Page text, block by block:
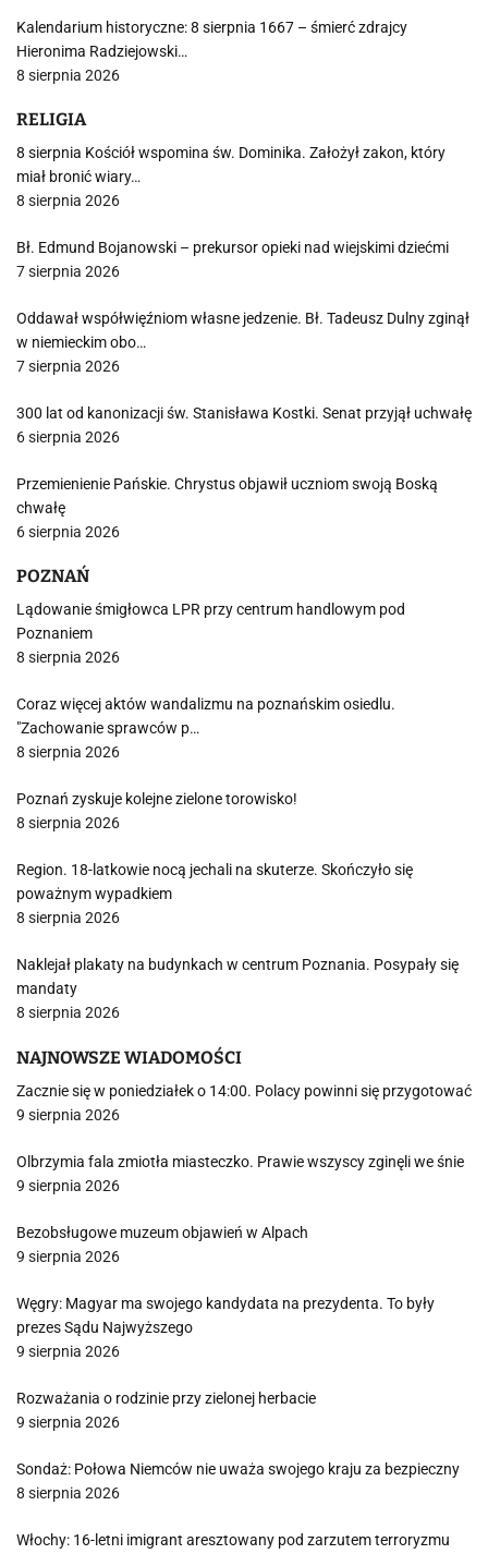
Kalendarium historyczne: 8 sierpnia 1667 – śmierć zdrajcy
Hieronima Radziejowski…
8 sierpnia 2026
RELIGIA
8 sierpnia Kościół wspomina św. Dominika. Założył zakon, który
miał bronić wiary…
8 sierpnia 2026
Bł. Edmund Bojanowski – prekursor opieki nad wiejskimi dziećmi
7 sierpnia 2026
Oddawał współwięźniom własne jedzenie. Bł. Tadeusz Dulny zginął
w niemieckim obo…
7 sierpnia 2026
300 lat od kanonizacji św. Stanisława Kostki. Senat przyjął uchwałę
6 sierpnia 2026
Przemienienie Pańskie. Chrystus objawił uczniom swoją Boską
chwałę
6 sierpnia 2026
POZNAŃ
Lądowanie śmigłowca LPR przy centrum handlowym pod
Poznaniem
8 sierpnia 2026
Coraz więcej aktów wandalizmu na poznańskim osiedlu.
"Zachowanie sprawców p…
8 sierpnia 2026
Poznań zyskuje kolejne zielone torowisko!
8 sierpnia 2026
Region. 18-latkowie nocą jechali na skuterze. Skończyło się
poważnym wypadkiem
8 sierpnia 2026
Naklejał plakaty na budynkach w centrum Poznania. Posypały się
mandaty
8 sierpnia 2026
NAJNOWSZE WIADOMOŚCI
Zacznie się w poniedziałek o 14:00. Polacy powinni się przygotować
9 sierpnia 2026
Olbrzymia fala zmiotła miasteczko. Prawie wszyscy zginęli we śnie
9 sierpnia 2026
Bezobsługowe muzeum objawień w Alpach
9 sierpnia 2026
Węgry: Magyar ma swojego kandydata na prezydenta. To były
prezes Sądu Najwyższego
9 sierpnia 2026
Rozważania o rodzinie przy zielonej herbacie
9 sierpnia 2026
Sondaż: Połowa Niemców nie uważa swojego kraju za bezpieczny
8 sierpnia 2026
Włochy: 16-letni imigrant aresztowany pod zarzutem terroryzmu